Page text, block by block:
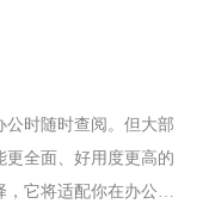
时随时查阅。但大部
全面、好用度更高的
它将适配你在办公、